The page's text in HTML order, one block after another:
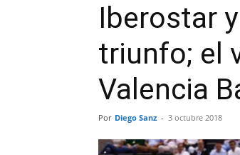
Iberostar
triunfo; el
Valencia
Por Diego Sanz - 3 octubre 2018